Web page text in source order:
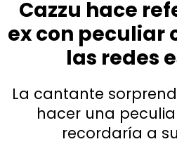
Cazzu hace
ex con peculiar
las redes
La cantante
hacer una
recordaría a